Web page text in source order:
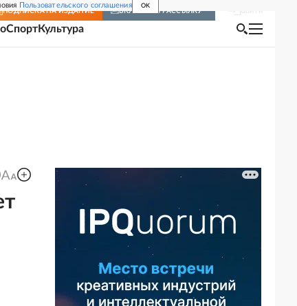
Пользовательского соглашения OK
ПОДПИСКА НА ИЗДАНИЕ ВКЛЮЧИТЬ РАССЫЛКУ
СпортКультура